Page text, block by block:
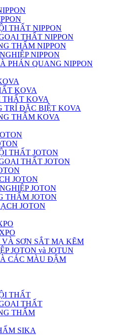
THẤT NIPPON
THẤT NIPPON
THẤM NIPPON
NIPPON
PHẢN QUANG NIPPON
KOVA
THẤT KOVA
TRÍ ĐẶC BIỆT KOVA
THẤM KOVA
THẤT JOTON
THẤT JOTON
JOTON
JOTON
THẤM JOTON
JOTON
VÀ SƠN SẮT MẠ KẼM
JOTON và JOTUN
CÁC MÀU ĐẬM
THẤT
THẤT
THẤM
SIKA